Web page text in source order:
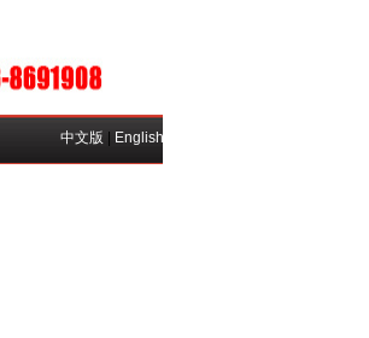
中文版 English